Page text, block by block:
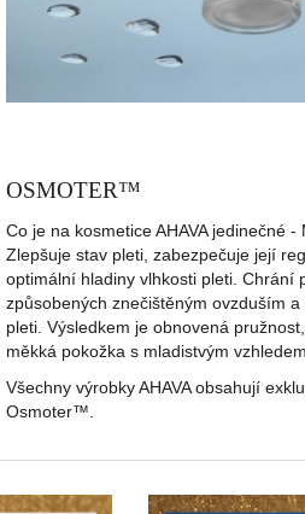
OSMOTER™
Co je na kosmetice AHAVA jedinečné
Zlepšuje stav pleti, zabezpečuje její
optimální hladiny vlhkosti pleti. Chrání
způsobených znečištěným ovzduším
pleti. Výsledkem je obnovená
měkká pokožka s mladistvým vzhledem.
Všechny výrobky AHAVA obsahují
Osmoter™.